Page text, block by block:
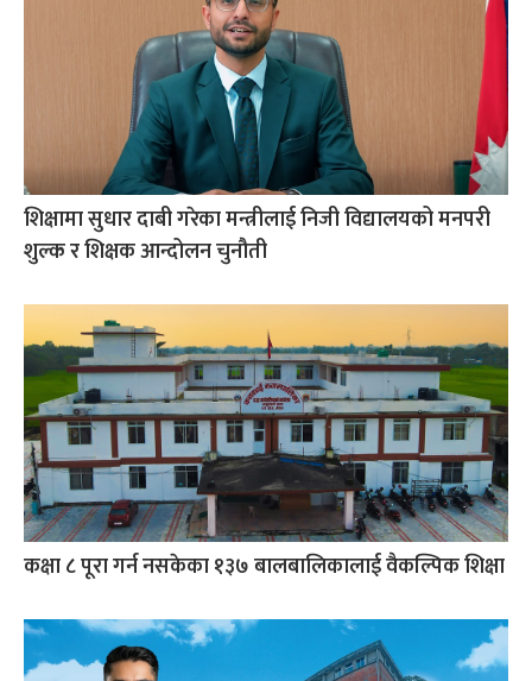
शिक्षामा सुधार दाबी गरेका मन्त्रीलाई निजी विद्यालयको मनपरी
शुल्क र शिक्षक आन्दोलन चुनौती
कक्षा ८ पूरा गर्न नसकेका १३७ बालबालिकालाई वैकल्पिक शिक्षा